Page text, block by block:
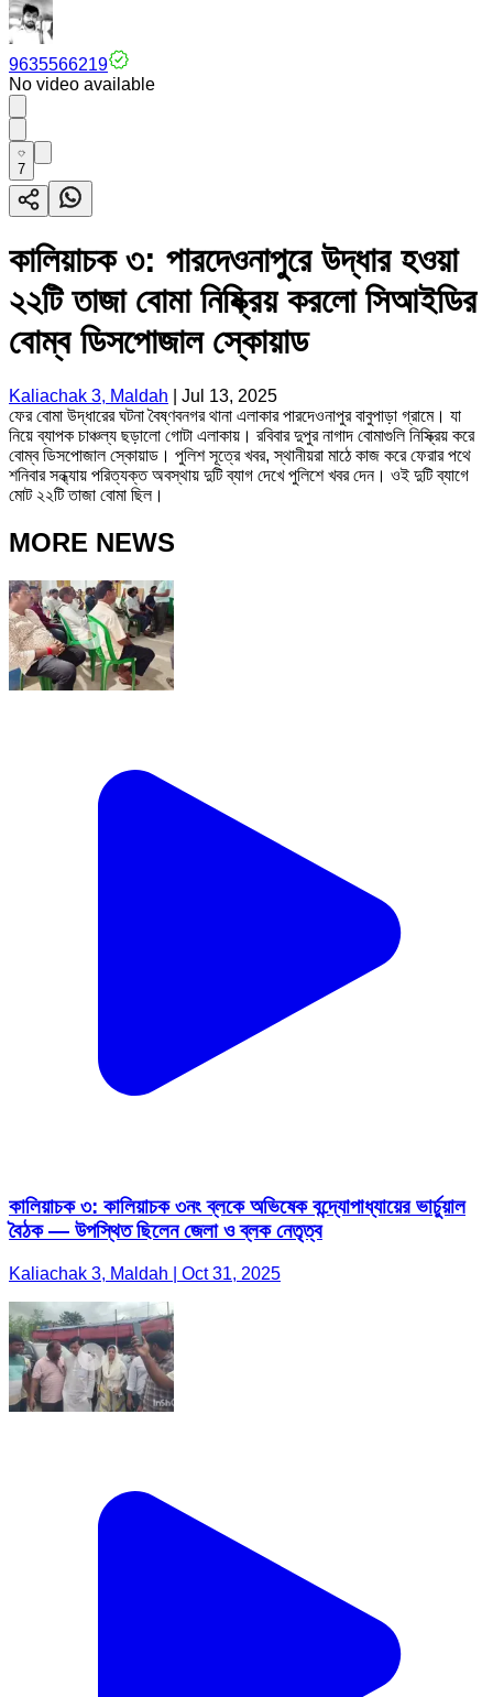
9635566219
No video available
7
কালিয়াচক ৩: পারদেওনাপুরে উদ্ধার হওয়া
২২টি তাজা বোমা নিষ্ক্রিয় করলো সিআইডির
বোম্ব ডিসপোজাল স্কোয়াড
Kaliachak 3, Maldah
Jul 13, 2025
ফের বোমা উদ্ধারের ঘটনা বৈষ্ণবনগর থানা এলাকার পারদেওনাপুর বাবুপাড়া গ্রামে। যা
নিয়ে ব্যাপক চাঞ্চল্য ছড়ালো গোটা এলাকায়। রবিবার দুপুর নাগাদ বোমাগুলি নিস্ক্রিয় করে
বোম্ব ডিসপোজাল স্কোয়াড। পুলিশ সূত্রে খবর, স্থানীয়রা মাঠে কাজ করে ফেরার পথে
শনিবার সন্ধ্যায় পরিত্যক্ত অবস্থায় দুটি ব্যাগ দেখে পুলিশে খবর দেন। ওই দুটি ব্যাগে
মোট ২২টি তাজা বোমা ছিল।
MORE NEWS
কালিয়াচক ৩: কালিয়াচক ৩নং ব্লকে অভিষেক বন্দ্যোপাধ্যায়ের ভার্চুয়াল
বৈঠক — উপস্থিত ছিলেন জেলা ও ব্লক নেতৃত্ব
Kaliachak 3, Maldah | Oct 31, 2025